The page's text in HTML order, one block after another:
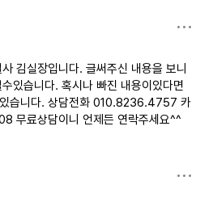
김실장입니다. 글써주신 내용을 보니
있습니다. 혹시나 빠진 내용이있다면
습니다. 상담전화 010.8236.4757 카
료상담이니 언제든 연락주세요^^